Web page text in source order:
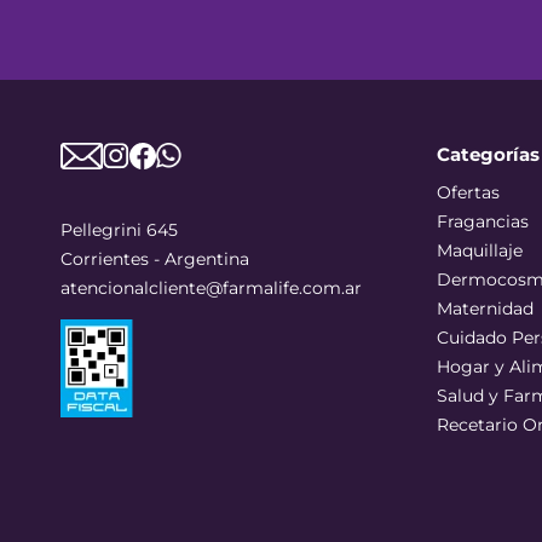
Pellegrini 645
Corrientes - Argentina
atencionalcliente@farmalife.com.ar
Categorías
Ofertas
Fragancias
Maquillaje
Maternidad
Cuidado
Hogar y
Salud y
Recetario